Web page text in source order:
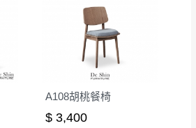
A108胡桃餐椅
$ 3,400